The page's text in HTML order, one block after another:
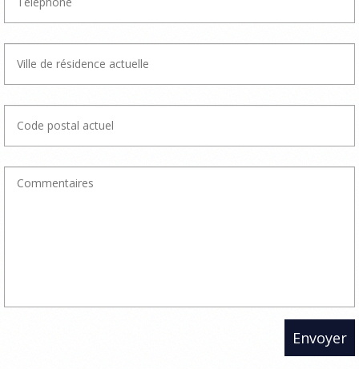
Envoyer